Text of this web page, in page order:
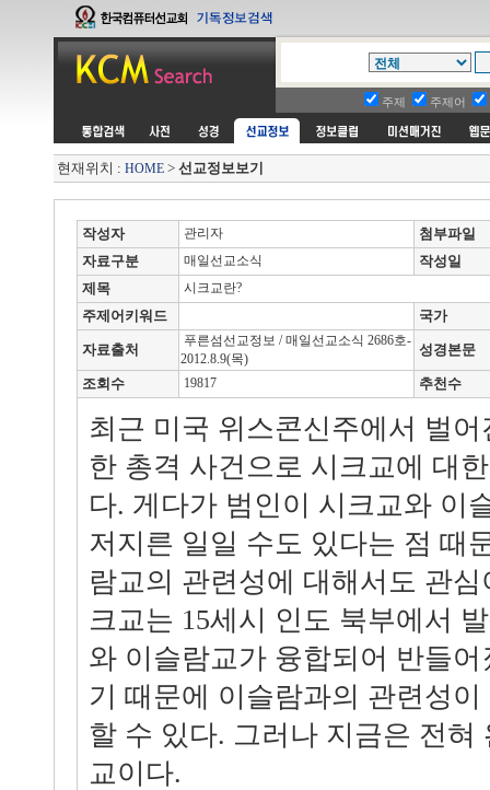
주제 주제어
현재위치 : HOME > 선교정보보기
작성자 관리자
첨부파일
자료구분
매일선교소식
작성일
제목
시크교란?
주제어키워드 국가
자료출처
푸른섬선교정보 / 매일선교소식 2686호-
2012.8.9(목)
성경본문
조회수 19817 추천수
최근 미국 위스콘신주에서 벌
한 총격 사건으로 시크교에 대
다. 게다가 범인이 시크교와 이
저지른 일일 수도 있다는 점 때
람교의 관련성에 대해서도 관
크교는 15세시 인도 북부에서
와 이슬람교가 융합되어 반들
기 때문에 이슬람과의 관련성
할 수 있다. 그러나 지금은 전혀
교이다.